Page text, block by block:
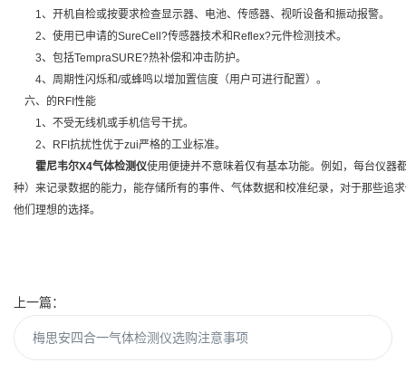
1、开机自检或按要求检查显示器、电池、传感器、视听设备和振动报警。
2、使用已申请的SureCell?传感器技术和Reflex?元件检测技术。
3、包括TempraSURE?热补偿和冲击防护。
4、周期性闪烁和/或蜂鸣以增加置信度（用户可进行配置）。
六、的RFI性能
1、不受无线机或手机信号干扰。
2、RFI抗扰性优于zui严格的工业标准。
霍尼韦尔X4气体检测仪使用便捷并不意味着仅有基本功能。例如，每台仪器
种）来记录数据的能力，能存储所有的事件、气体数据和校准纪录，对于那些追
他们理想的选择。
上一篇：
梅思安四合一气体检测仪选购注意事项